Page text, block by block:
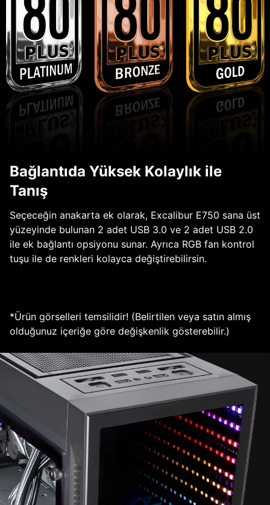
Bağlantıda Yüksek Kolaylık ile
Tanış
Seçeceğin anakarta ek olarak, Excalibur E750 sana üst
yüzeyinde bulunan 2 adet USB 3.0 ve 2 adet USB 2.0
ile ek bağlantı opsiyonu sunar. Ayrıca RGB fan kontrol
tuşu ile de renkleri kolayca değiştirebilirsin.
*Ürün görselleri temsilidir! (Belirtilen veya satın almış
olduğunuz içeriğe göre değişkenlik gösterebilir.)